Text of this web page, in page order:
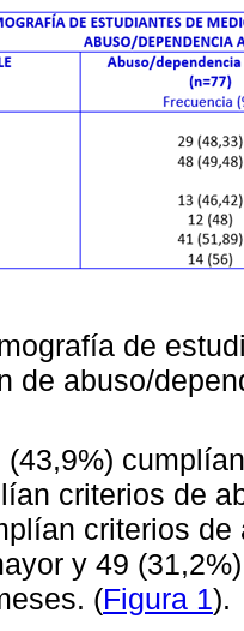
de
de abuso/
(43,9%)
criterios de
criterios
y 49
(Figura 1).